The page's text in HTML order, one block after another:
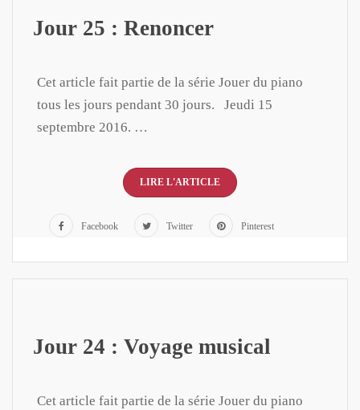
Jour 25 : Renoncer
Cet article fait partie de la série Jouer du piano
tous les jours pendant 30 jours. Jeudi 15
septembre 2016. …
LIRE L'ARTICLE
Facebook Twitter Pinterest
Jour 24 : Voyage musical
Cet article fait partie de la série Jouer du piano